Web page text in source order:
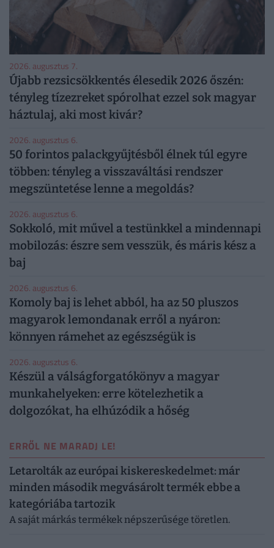
2026. augusztus 7.
Újabb rezsicsökkentés élesedik 2026 őszén:
tényleg tízezreket spórolhat ezzel sok magyar
háztulaj, aki most kivár?
2026. augusztus 6.
50 forintos palackgyűjtésből élnek túl egyre
többen: tényleg a visszaváltási rendszer
megszüntetése lenne a megoldás?
2026. augusztus 6.
Sokkoló, mit művel a testünkkel a mindennapi
mobilozás: észre sem vesszük, és máris kész a
baj
2026. augusztus 6.
Komoly baj is lehet abból, ha az 50 pluszos
magyarok lemondanak erről a nyáron:
könnyen rámehet az egészségük is
2026. augusztus 6.
Készül a válságforgatókönyv a magyar
munkahelyeken: erre kötelezhetik a
dolgozókat, ha elhúzódik a hőség
ERRŐL NE MARADJ LE!
Letarolták az európai kiskereskedelmet: már
minden második megvásárolt termék ebbe a
kategóriába tartozik
A saját márkás termékek népszerűsége töretlen.